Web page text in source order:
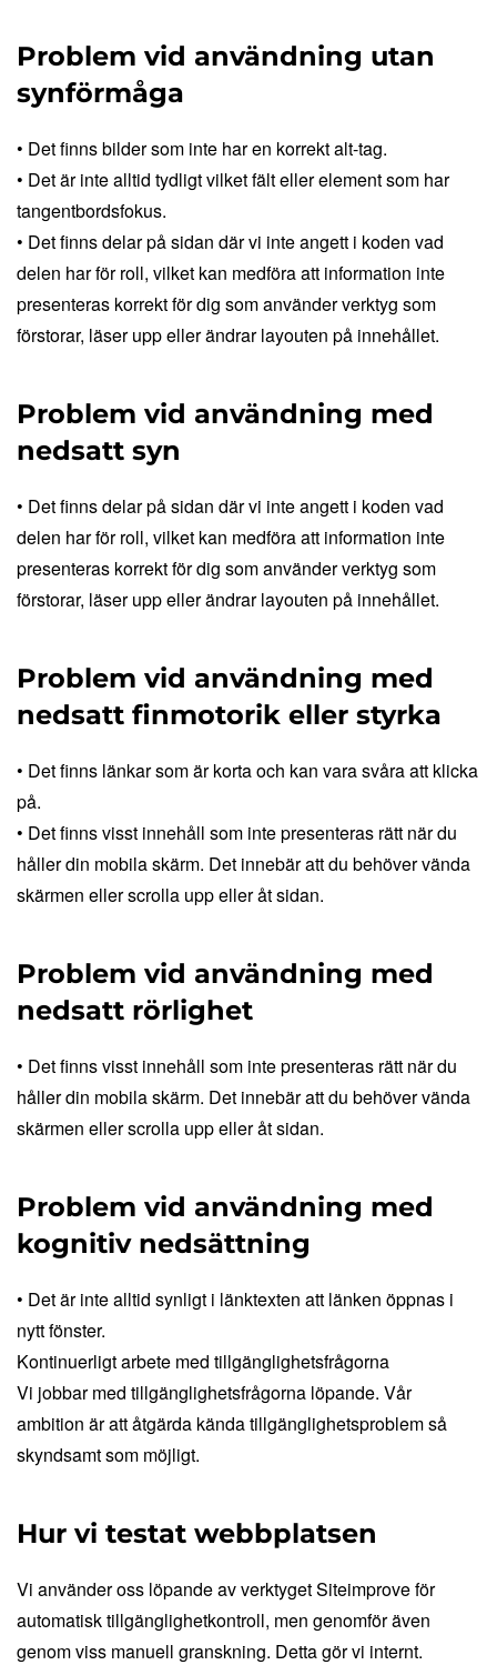
Problem vid användning utan
synförmåga
• Det finns bilder som inte har en korrekt alt-tag.
• Det är inte alltid tydligt vilket fält eller element som har
tangentbordsfokus.
• Det finns delar på sidan där vi inte angett i koden vad
delen har för roll, vilket kan medföra att information inte
presenteras korrekt för dig som använder verktyg som
förstorar, läser upp eller ändrar layouten på innehållet.
Problem vid användning med
nedsatt syn
• Det finns delar på sidan där vi inte angett i koden vad
delen har för roll, vilket kan medföra att information inte
presenteras korrekt för dig som använder verktyg som
förstorar, läser upp eller ändrar layouten på innehållet.
Problem vid användning med
nedsatt finmotorik eller styrka
• Det finns länkar som är korta och kan vara svåra att klicka
på.
• Det finns visst innehåll som inte presenteras rätt när du
håller din mobila skärm. Det innebär att du behöver vända
skärmen eller scrolla upp eller åt sidan.
Problem vid användning med
nedsatt rörlighet
• Det finns visst innehåll som inte presenteras rätt när du
håller din mobila skärm. Det innebär att du behöver vända
skärmen eller scrolla upp eller åt sidan.
Problem vid användning med
kognitiv nedsättning
• Det är inte alltid synligt i länktexten att länken öppnas i
nytt fönster.
Kontinuerligt arbete med tillgänglighetsfrågorna
Vi jobbar med tillgänglighetsfrågorna löpande. Vår
ambition är att åtgärda kända tillgänglighetsproblem så
skyndsamt som möjligt.
Hur vi testat webbplatsen
Vi använder oss löpande av verktyget Siteimprove för
automatisk tillgänglighetkontroll, men genomför även
genom viss manuell granskning. Detta gör vi internt.